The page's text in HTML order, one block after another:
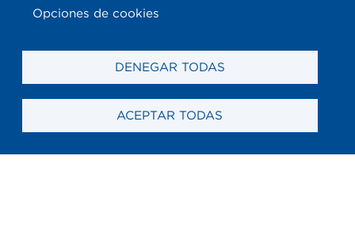
Opciones de cookies
DENEGAR TODAS
ACEPTAR TODAS